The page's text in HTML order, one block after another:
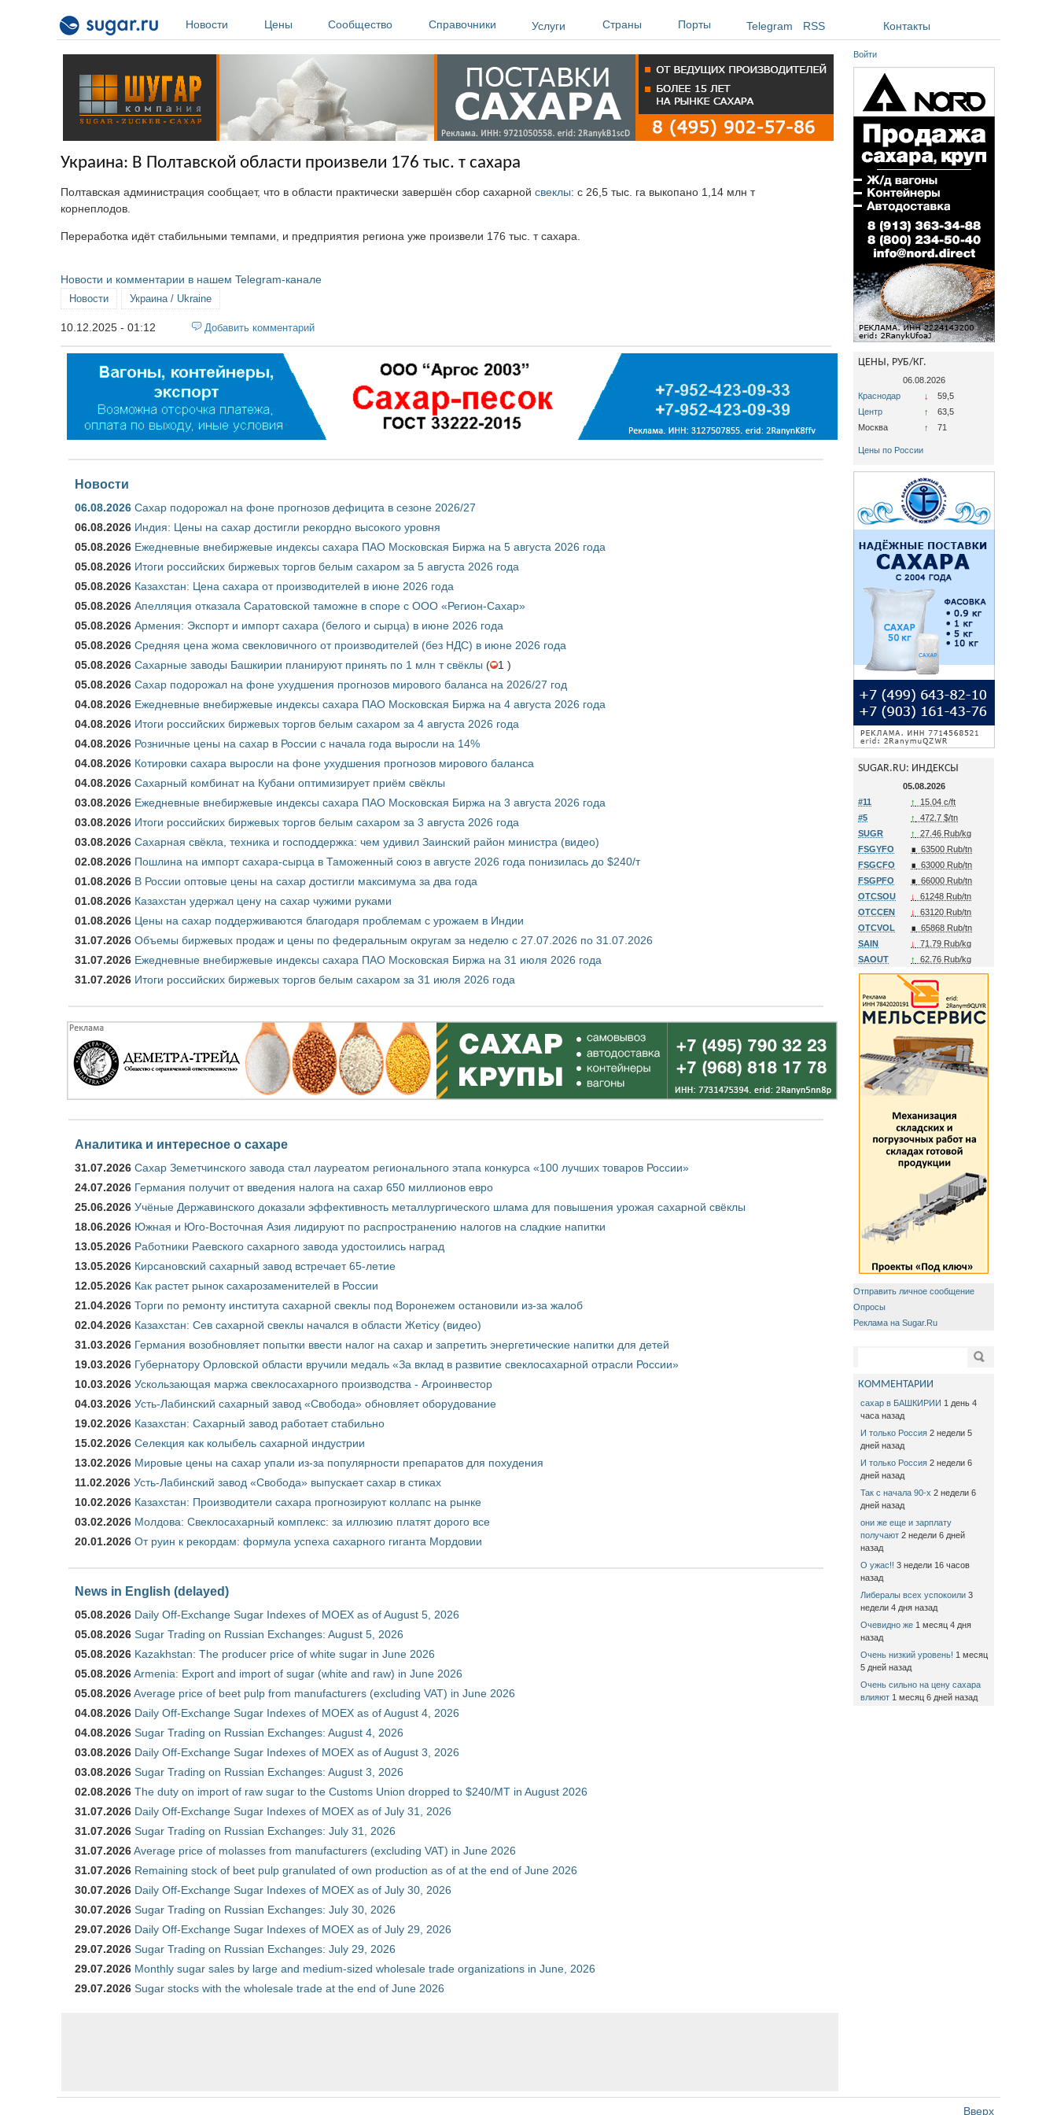
Новости
Цены Сообщество Справочники Услуги Страны Порты Telegram RSS Контакты
Украина: В Полтавской области произвели 176 тыс. т сахара
Полтавская администрация сообщает, что в области практически завершён сбор сахарной свеклы: с 26,5 тыс. га выкопано 1,14 млн т
корнеплодов.
Переработка идёт стабильными темпами, и предприятия региона уже произвели 176 тыс. т сахара.
Новости и комментарии в нашем Telegram-канале
Новости Украина / Ukraine
10.12.2025 - 01:12 Добавить комментарий
Новости
06.08.2026 Сахар подорожал на фоне прогнозов дефицита в сезоне 2026/27
06.08.2026 Индия: Цены на сахар достигли рекордно высокого уровня
05.08.2026 Ежедневные внебиржевые индексы сахара ПАО Московская Биржа на 5 августа 2026 года
05.08.2026 Итоги российских биржевых торгов белым сахаром за 5 августа 2026 года
05.08.2026 Казахстан: Цена сахара от производителей в июне 2026 года
05.08.2026 Апелляция отказала Саратовской таможне в споре с ООО «Регион-Сахар»
05.08.2026 Армения: Экспорт и импорт сахара (белого и сырца) в июне 2026 года
05.08.2026 Средняя цена жома свекловичного от производителей (без НДС) в июне 2026 года
05.08.2026 Сахарные заводы Башкирии планируют принять по 1 млн т свёклы (
1 )
05.08.2026 Сахар подорожал на фоне ухудшения прогнозов мирового баланса на 2026/27 год
04.08.2026 Ежедневные внебиржевые индексы сахара ПАО Московская Биржа на 4 августа 2026 года
04.08.2026 Итоги российских биржевых торгов белым сахаром за 4 августа 2026 года
04.08.2026 Розничные цены на сахар в России с начала года выросли на 14%
04.08.2026 Котировки сахара выросли на фоне ухудшения прогнозов мирового баланса
04.08.2026 Сахарный комбинат на Кубани оптимизирует приём свёклы
03.08.2026 Ежедневные внебиржевые индексы сахара ПАО Московская Биржа на 3 августа 2026 года
03.08.2026 Итоги российских биржевых торгов белым сахаром за 3 августа 2026 года
03.08.2026 Сахарная свёкла, техника и господдержка: чем удивил Заинский район министра (видео)
02.08.2026 Пошлина на импорт сахара-сырца в Таможенный союз в августе 2026 года понизилась до $240/т
01.08.2026 В России оптовые цены на сахар достигли максимума за два года
01.08.2026 Казахстан удержал цену на сахар чужими руками
01.08.2026 Цены на сахар поддерживаются благодаря проблемам с урожаем в Индии
31.07.2026 Объемы биржевых продаж и цены по федеральным округам за неделю с 27.07.2026 по 31.07.2026
31.07.2026 Ежедневные внебиржевые индексы сахара ПАО Московская Биржа на 31 июля 2026 года
31.07.2026 Итоги российских биржевых торгов белым сахаром за 31 июля 2026 года
Аналитика и интересное о сахаре
31.07.2026 Сахар Земетчинского завода стал лауреатом регионального этапа конкурса «100 лучших товаров России»
24.07.2026 Германия получит от введения налога на сахар 650 миллионов евро
25.06.2026 Учёные Державинского доказали эффективность металлургического шлама для повышения урожая сахарной свёклы
18.06.2026 Южная и Юго-Восточная Азия лидируют по распространению налогов на сладкие напитки
13.05.2026 Работники Раевского сахарного завода удостоились наград
13.05.2026 Кирсановский сахарный завод встречает 65-летие
12.05.2026 Как растет рынок сахарозаменителей в России
21.04.2026 Торги по ремонту института сахарной свеклы под Воронежем остановили из-за жалоб
02.04.2026 Казахстан: Сев сахарной свеклы начался в области Жетісу (видео)
31.03.2026 Германия возобновляет попытки ввести налог на сахар и запретить энергетические напитки для детей
19.03.2026 Губернатору Орловской области вручили медаль «За вклад в развитие свеклосахарной отрасли России»
10.03.2026 Ускользающая маржа свеклосахарного производства - Агроинвестор
04.03.2026 Усть-Лабинский сахарный завод «Свобода» обновляет оборудование
19.02.2026 Казахстан: Сахарный завод работает стабильно
15.02.2026 Селекция как колыбель сахарной индустрии
13.02.2026 Мировые цены на сахар упали из-за популярности препаратов для похудения
11.02.2026 Усть-Лабинский завод «Свобода» выпускает сахар в стиках
10.02.2026 Казахстан: Производители сахара прогнозируют коллапс на рынке
03.02.2026 Молдова: Свеклосахарный комплекс: за иллюзию платят дорого все
20.01.2026 От руин к рекордам: формула успеха сахарного гиганта Мордовии
News in English (delayed)
05.08.2026 Daily Off-Exchange Sugar Indexes of MOEX as of August 5, 2026
05.08.2026 Sugar Trading on Russian Exchanges: August 5, 2026
05.08.2026 Kazakhstan: The producer price of white sugar in June 2026
05.08.2026Armenia: Export and import of sugar (white and raw) in June 2026
05.08.2026Average price of beet pulp from manufacturers (excluding VAT) in June 2026
04.08.2026 Daily Off-Exchange Sugar Indexes of MOEX as of August 4, 2026
04.08.2026 Sugar Trading on Russian Exchanges: August 4, 2026
03.08.2026 Daily Off-Exchange Sugar Indexes of MOEX as of August 3, 2026
03.08.2026 Sugar Trading on Russian Exchanges: August 3, 2026
02.08.2026 The duty on import of raw sugar to the Customs Union dropped to $240/MT in August 2026
31.07.2026 Daily Off-Exchange Sugar Indexes of MOEX as of July 31, 2026
31.07.2026 Sugar Trading on Russian Exchanges: July 31, 2026
31.07.2026Average price of molasses from manufacturers (excluding VAT) in June 2026
31.07.2026 Remaining stock of beet pulp granulated of own production as of at the end of June 2026
30.07.2026 Daily Off-Exchange Sugar Indexes of MOEX as of July 30, 2026
30.07.2026 Sugar Trading on Russian Exchanges: July 30, 2026
29.07.2026 Daily Off-Exchange Sugar Indexes of MOEX as of July 29, 2026
29.07.2026 Sugar Trading on Russian Exchanges: July 29, 2026
29.07.2026 Monthly sugar sales by large and medium-sized wholesale trade organizations in June, 2026
29.07.2026 Sugar stocks with the wholesale trade at the end of June 2026
Войти
ЦЕНЫ, РУБ/КГ.
06.08.2026
Краснодар
↓
59,5
Центр
↑
63,5
Москва
↑ 71
Цены по России
SUGAR.RU: ИНДЕКСЫ
05.08.2026
#11
↑
15.04 c/ft
#5
↑
472.7 $/tn
SUGR
↑
27.46 Rub/kg
FSGYFO
∎ 63500 Rub/tn
FSGCFO
∎ 63000 Rub/tn
FSGPFO
∎ 66000 Rub/tn
OTCSOU
↓
61248 Rub/tn
OTCCEN
↓
63120 Rub/tn
OTCVOL
∎ 65868 Rub/tn
SAIN
↓
71.79 Rub/kg
SAOUT
↑ 62.76 Rub/kg
Отправить личное сообщение
Опросы
Реклама на Sugar.Ru
Поиск
КОММЕНТАРИИ
сахар в БАШКИРИИ 1 день 4
часа назад
И только Россия 2 недели 5
дней назад
И только Россия 2 недели 6
дней назад
Так с начала 90-х 2 недели 6
дней назад
они же еще и зарплату
получают 2 недели 6 дней
назад
О ужас!! 3 недели 16 часов
назад
Либералы всех успокоили 3
недели 4 дня назад
Очевидно же 1 месяц 4 дня
назад
Очень низкий уровень! 1 месяц
5 дней назад
Очень сильно на цену сахара
влияют 1 месяц 6 дней назад
Вверх